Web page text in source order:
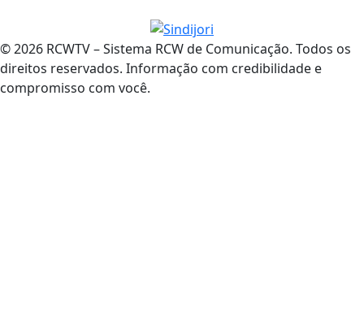
© 2026 RCWTV – Sistema RCW de Comunicação. Todos os
direitos reservados. Informação com credibilidade e
compromisso com você.